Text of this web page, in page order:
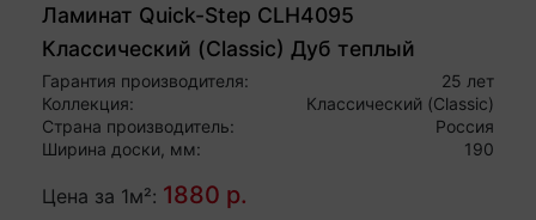
Ламинат Quick-Step CLH4095
Классический (Classic) Дуб теплый
натуральный премиум, 32 класс
влагостойкий
Гарантия производителя:
25 лет
Коллекция:
Классический (Classic)
Страна производитель:
Россия
Ширина доски, мм:
190
Цена за 1м²: 1880 р.